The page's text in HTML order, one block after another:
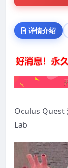
详情介绍
Oculus Quest
Lab